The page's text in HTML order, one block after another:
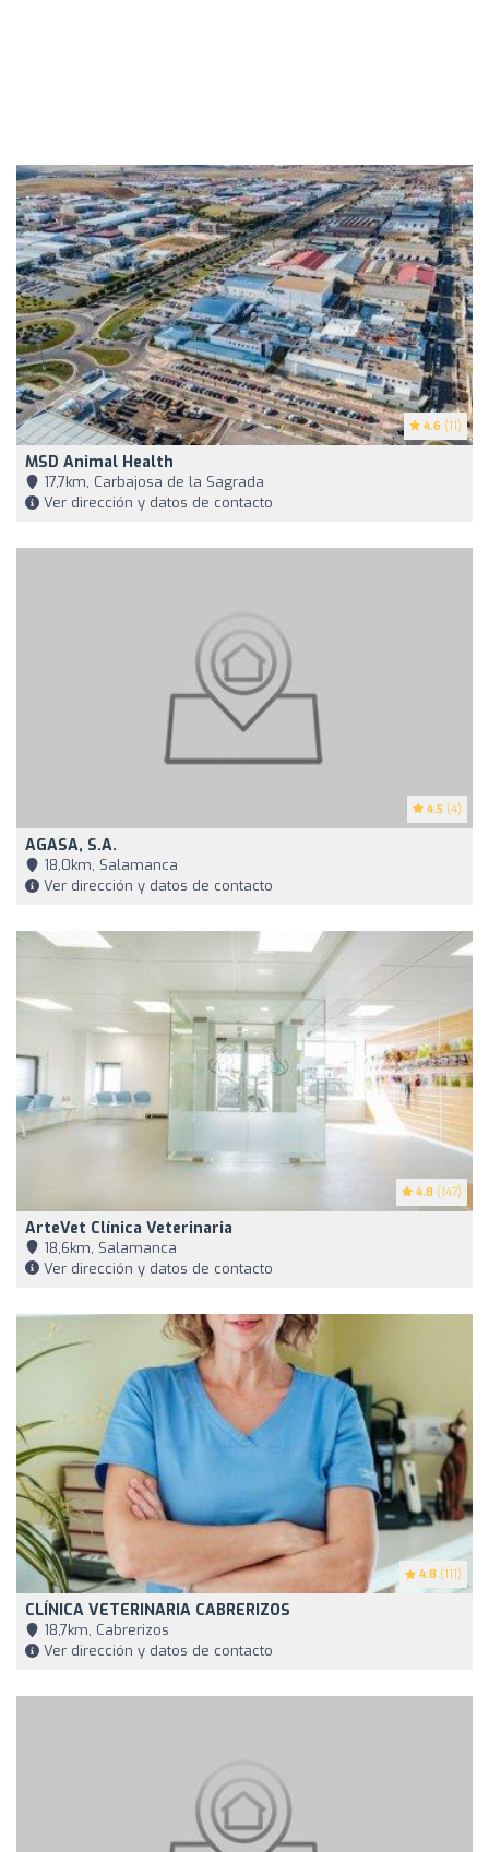
4.6 (11)
MSD Animal Health
17,7km, Carbajosa de la Sagrada
Ver dirección y datos de contacto
4.5 (4)
AGASA, S.A.
18,0km, Salamanca
Ver dirección y datos de contacto
4.8 (147)
ArteVet Clínica Veterinaria
18,6km, Salamanca
Ver dirección y datos de contacto
4.8 (111)
CLÍNICA VETERINARIA CABRERIZOS
18,7km, Cabrerizos
Ver dirección y datos de contacto